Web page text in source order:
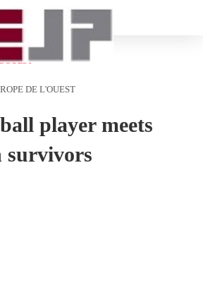
DE L'OUEST
player meets
survivors